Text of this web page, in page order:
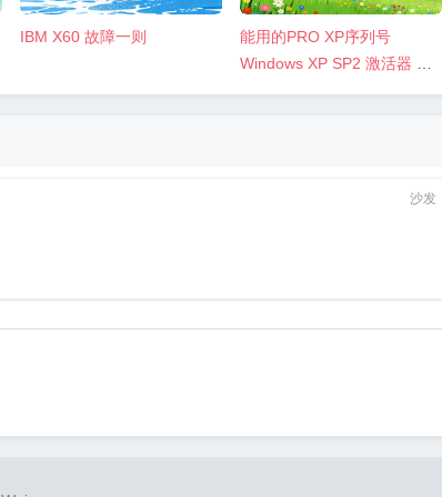
IBM X60 故障一则
能用的PRO XP序列号
Windows XP SP2 激活器 完
沙发